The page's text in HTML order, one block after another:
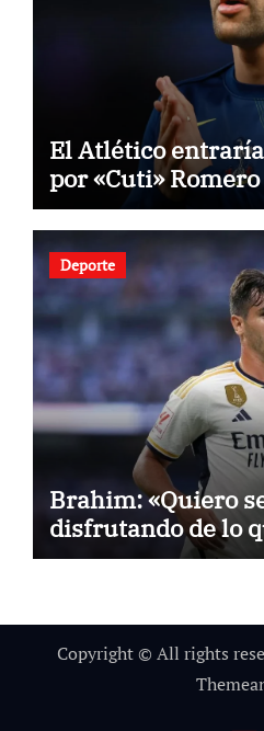
El Atlético
por «Cuti» Romero
Deporte
Brahim: «Quiero
disfrutando de lo
Copyright © All rights